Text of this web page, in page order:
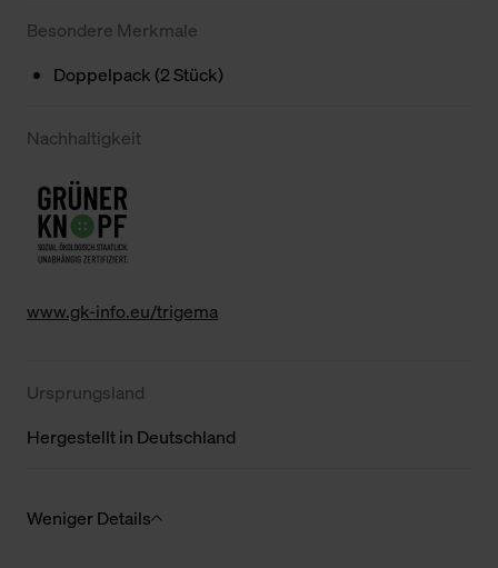
Besondere Merkmale
Doppelpack (2 Stück)
Nachhaltigkeit
www.gk-info.eu/trigema
Ursprungsland
Hergestellt in Deutschland
Weniger Details